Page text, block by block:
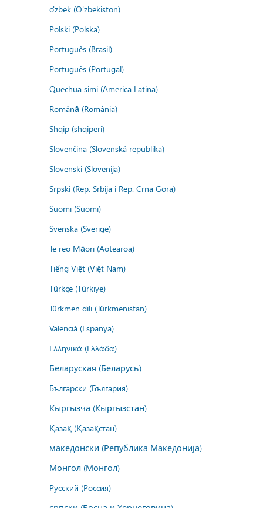
o'zbek (O'zbekiston)
Polski (Polska)
Português (Brasil)
Português (Portugal)
Quechua simi (America Latina)
Română (România)
Shqip (shqipëri)
Slovenčina (Slovenská republika)
Slovenski (Slovenija)
Srpski (Rep. Srbija i Rep. Crna Gora)
Suomi (Suomi)
Svenska (Sverige)
Te reo Māori (Aotearoa)
Tiếng Việt (Việt Nam)
Türkçe (Türkiye)
Türkmen dili (Türkmenistan)
Valencià (Espanya)
Ελληνικά (Ελλάδα)
Беларуская (Беларусь)
Български (България)
Кыргызча (Кыргызстан)
Қазақ (Қазақстан)
македонски (Република Македонија)
Монгол (Монгол)
Русский (Россия)